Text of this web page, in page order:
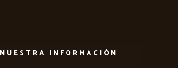
NUESTRA INFORMACIÓN